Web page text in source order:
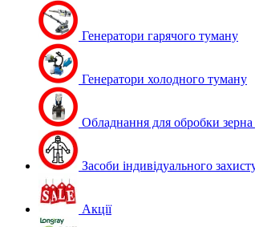
Генератори гарячого туману
Генератори холодного туману
Обладнання для обробки зерна
Засоби індивідуального
Акції